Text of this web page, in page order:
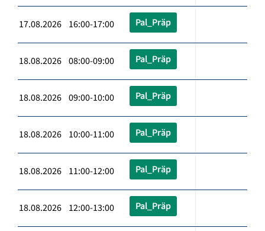
17.08.2026 16:00-17:00 Pal_Präp
18.08.2026 08:00-09:00 Pal_Präp
18.08.2026 09:00-10:00 Pal_Präp
18.08.2026 10:00-11:00 Pal_Präp
18.08.2026 11:00-12:00 Pal_Präp
18.08.2026 12:00-13:00 Pal_Präp